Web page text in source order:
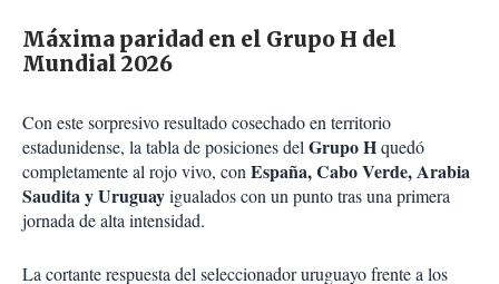
Máxima paridad en el Grupo H del
Mundial 2026
Con este sorpresivo resultado cosechado en territorio
estadunidense, la tabla de posiciones delGrupo Hquedó
completamente al rojo vivo, conEspaña, Cabo Verde, Arabia
Saudita y Uruguayigualados con un punto tras una primera
jornada de alta intensidad.
La cortante respuesta del seleccionador uruguayo frente a los